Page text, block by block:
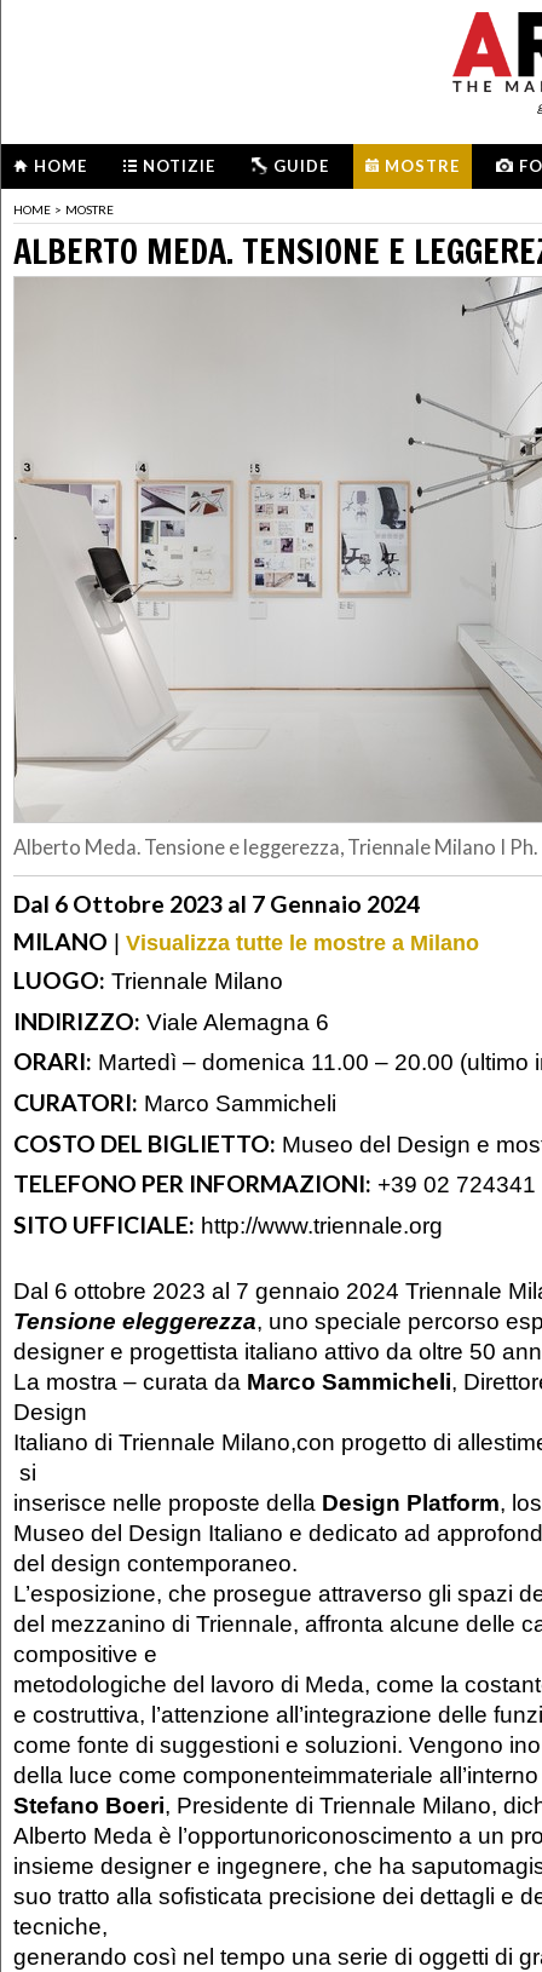
HOME NOTIZIE GUIDE MOSTRE
HOME > MOSTRE
ALBERTO MEDA. TENSIONE E
Alberto Meda. Tensione e leggerezza, Triennale Milano I
Dal 6 Ottobre 2023 al 7 Gennaio 2024
MILANO | Visualizza tutte le mostre a Milano
LUOGO: Triennale Milano
INDIRIZZO: Viale Alemagna 6
ORARI: Martedì – domenica 11.00 – 20.00 (ultimo
CURATORI: Marco Sammicheli
COSTO DEL BIGLIETTO: Museo del Design e
TELEFONO PER INFORMAZIONI: +39 02 724341
SITO UFFICIALE: http://www.triennale.org
Dal 6 ottobre 2023 al 7 gennaio 2024 Triennale
Tensione eleggerezza, uno speciale percorso
designer e progettista italiano attivo da oltre 50
La mostra – curata da Marco Sammicheli,
Design
Italiano di Triennale Milano,con progetto di
si
inserisce nelle proposte della Design Platform,
Museo del Design Italiano e dedicato ad
del design contemporaneo.
L’esposizione, che prosegue attraverso gli spazi
del mezzanino di Triennale, affronta alcune delle
compositive e
metodologiche del lavoro di Meda, come la
e costruttiva, l’attenzione all’integrazione delle
come fonte di suggestioni e soluzioni. Vengono
della luce come componenteimmateriale
Stefano Boeri, Presidente di Triennale Milano,
Alberto Meda è l’opportunoriconoscimento a un
insieme designer e ingegnere, che ha
suo tratto alla sofisticata precisione dei dettagli e
tecniche,
generando così nel tempo una serie di oggetti di